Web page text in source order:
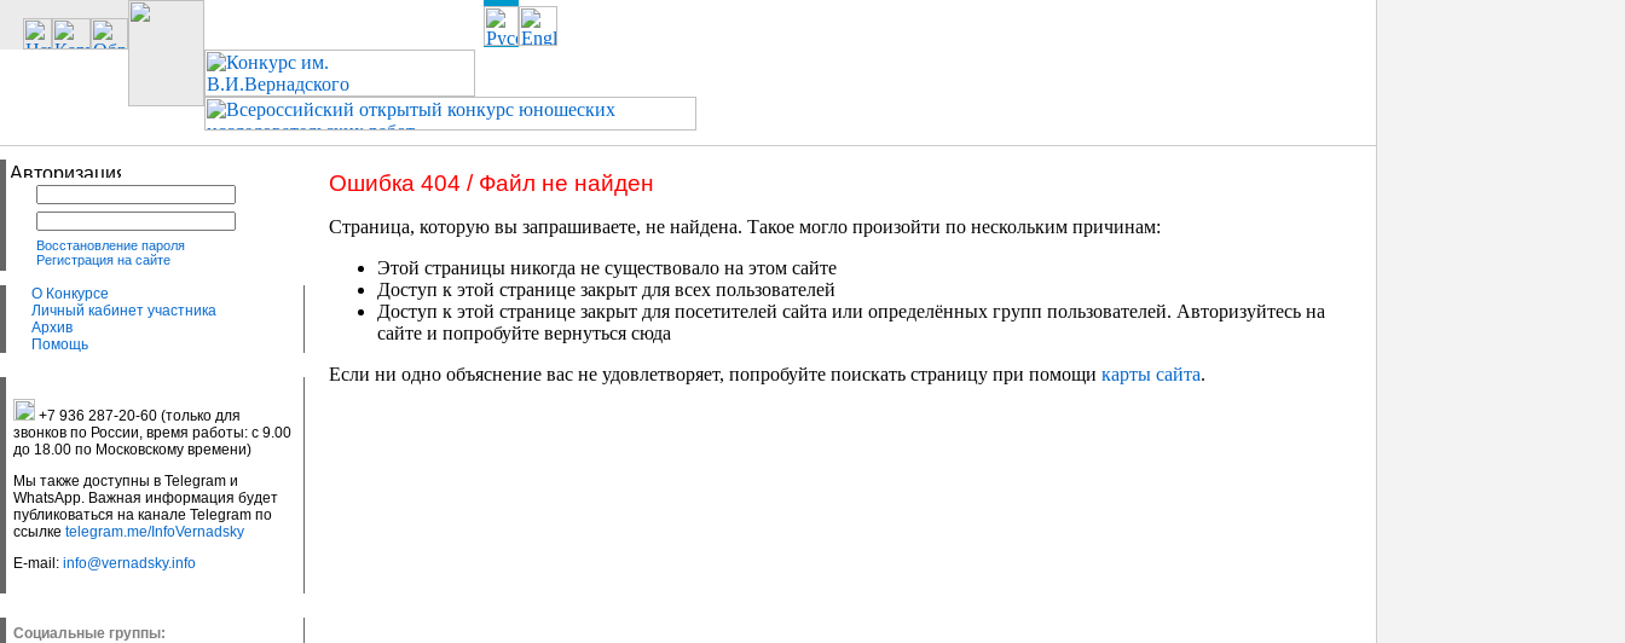
Восстановление пароля
Регистрация на сайте
О Конкурсе
Личный кабинет участника
Архив
Помощь
+7 936 287-20-60 (только для
звонков по России, время работы: с 9.00
до 18.00 по Московскому времени)
Мы также доступны в Telegram и
WhatsApp. Важная информация будет
публиковаться на канале Telegram по
ссылке telegram.me/InfoVernadsky
E-mail: info@vernadsky.info
Социальные группы:
Ошибка 404 / Файл не найден
Страница, которую вы запрашиваете, не найдена. Такое могло произойти по нескольким причинам:
Этой страницы никогда не существовало на этом сайте
Доступ к этой странице закрыт для всех пользователей
Доступ к этой странице закрыт для посетителей сайта или определённых групп пользователей. Авторизуйтесь на
сайте и попробуйте вернуться сюда
Если ни одно объяснение вас не удовлетворяет, попробуйте поискать страницу при помощи карты сайта.